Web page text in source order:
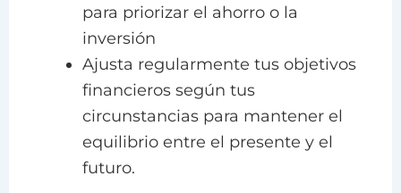
para priorizar el ahorro o la
inversión
Ajusta regularmente tus objetivos
financieros según tus
circunstancias para mantener el
equilibrio entre el presente y el
futuro.